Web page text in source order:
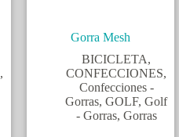
,
Gorra Mesh
BICICLETA,
CONFECCIONES,
Confecciones -
Gorras, GOLF, Golf
- Gorras, Gorras